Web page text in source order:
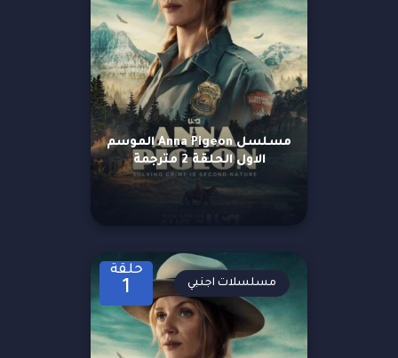
مسلسل Anna Pigeon الموسم
الاول الحلقة 2 مترجمة
حلقة
1 مسلسلات اجنبي